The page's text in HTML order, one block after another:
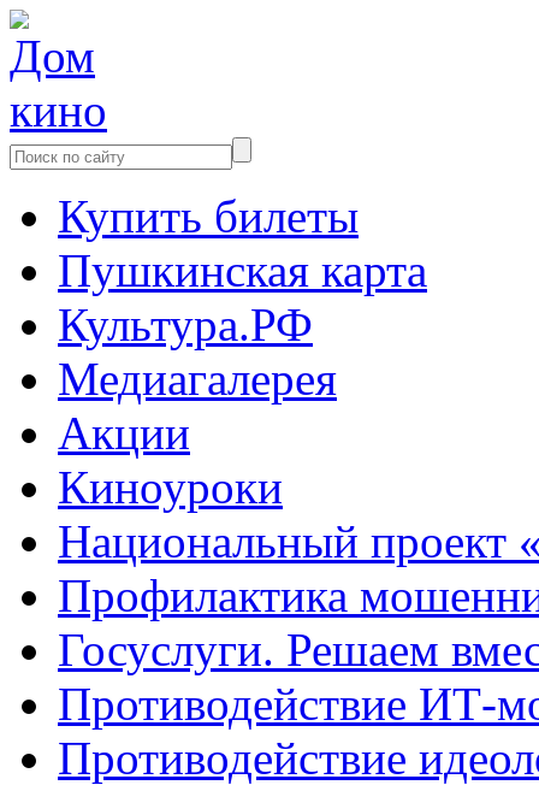
Купить билеты
Пушкинская карта
Культура.РФ
Медиагалерея
Акции
Киноуроки
Национальный проект
Профилактика
Госуслуги. Решаем
Противодействие ИТ-
Противодействие